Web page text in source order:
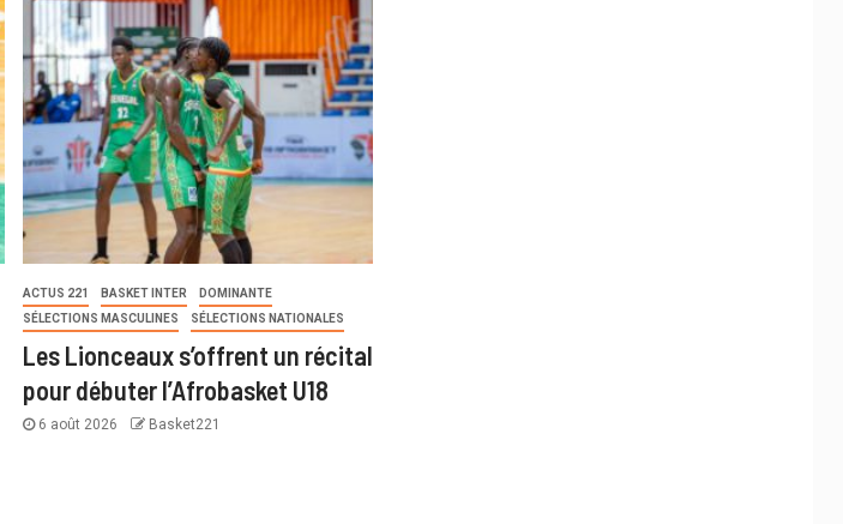
ACTUS 221 BASKET INTER
DOMINANTE
SÉLECTIONS MASCULINES
SÉLECTIONS NATIONALES
Les Lionceaux s’offrent un récital
pour débuter l’Afrobasket U18
6 août 2026 Basket221